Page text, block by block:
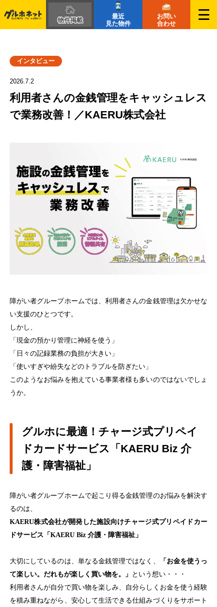
物件掲載
最近
見た物件
お問い
合わせ
インタビュー
2026.7.2
利用者さんの金銭管理をキャッシュレス
で業務改善！／KAERU株式会社
障がい者グループホームでは、利用者さんの金銭管理は欠かせな
い支援のひとつです。
しかし、
「現金の預かり管理に神経を使う」
「日々の記録業務の負担が大きい」
「使いすぎや紛失などのトラブルを防ぎたい」
このようなお悩みを抱えている事業者様も多いのではないでしょ
うか。
グルホに最適！チャージ式プリペイ
ドカードサービス「KAERU Biz 介
護・障害福祉」
障がい者グループホームで起こり得る金銭管理のお悩みを解決す
るのは、
KAERU株式会社が開発した施設向けチャージ式プリペイドカー
ドサービス「KAERU Biz 介護・障害福祉」
大切にしているのは、単なる金銭管理ではなく、
「お金を使うっ
て楽しい。だれもが楽しく買い物を。」 という想い・・・
利用者さんが自分で買い物を楽しみ、自分らしくお金を使う経験
を積み重ねながら、安心して生活できる仕組みづくりをサポート